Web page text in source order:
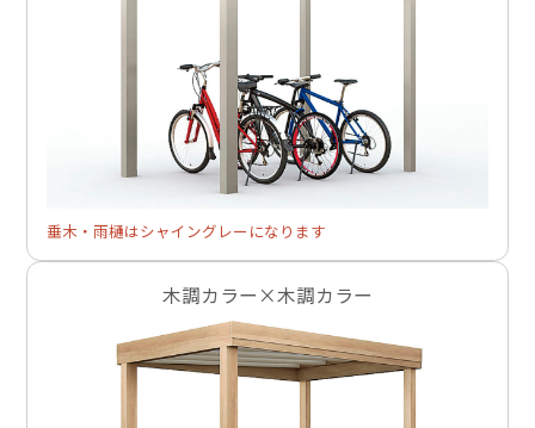
垂木・雨樋はシャイングレーになります
木調カラー×木調カラー